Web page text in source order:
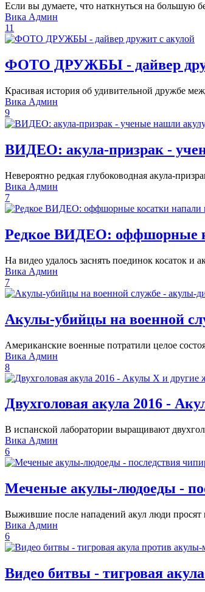
Если вы думаете, что наткнуться на большую
Вика Админ
11
ФОТО ДРУЖБЫ - дайвер
Красивая история об удивительной дружбе
Вика Админ
9
ВИДЕО: акула-призрак -
Невероятно редкая глубоководная акула-
Вика Админ
7
Редкое ВИДЕО: оффшорные
На видео удалось заснять поединок косаток
Вика Админ
7
Акулы-убийцы на военной
Американские военные потратили целое
Вика Админ
8
Двухголовая акула 2016 -
В испанской лаборатории выращивают
Вика Админ
6
Меченые акулы-людоеды -
Выжившие после нападений акул люди просят
Вика Админ
6
Видео битвы - тигровая